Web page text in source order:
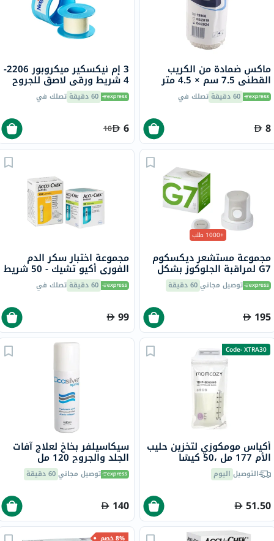
ماكس ضمادة من الكريب
القطني 7.5 سم × 4.5 متر
60 دقيقة تصلك في
8
3 إم نيكسكير ميكروبور 2206-
4 شريط ورقي لاصق للجروح
25 × 5 متر 60 دقيقة تصلك في
6
10
+1000 طلب
مجموعة مستشعر ديكسكوم
G7 لمراقبة الجلوكوز بشكل
مستمر، قطعة واحدة
توصيل مجاني60 دقيقة
195
مجموعة اختبار سكر الدم
الفوري أكيو تشيك - 50 شريط
+ 100 إبرة وخز 60 دقيقة تصلك في
99
Code- XTRA30
أكياس مومكوزي لتخزين حليب
الأم 177 مل ،50 كيسًا
التوصيل اليوم
51.50
سيكاسيلفر بخاخ لعلاج آفات
الجلد والجروح 120 مل
توصيل مجاني60 دقيقة
140
8% خصم